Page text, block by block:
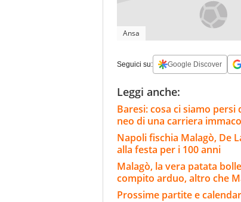
Ansa
Seguici su: Google Discover
Leggi anche:
Baresi: cosa ci siamo
neo di una carriera
Napoli fischia Malagò, De
alla festa per i 100 anni
Malagò, la vera patata
compito arduo, altro che
Prossime partite e